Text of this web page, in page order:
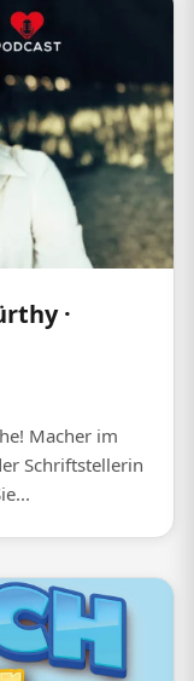
·
Macher im
Schriftstellerin